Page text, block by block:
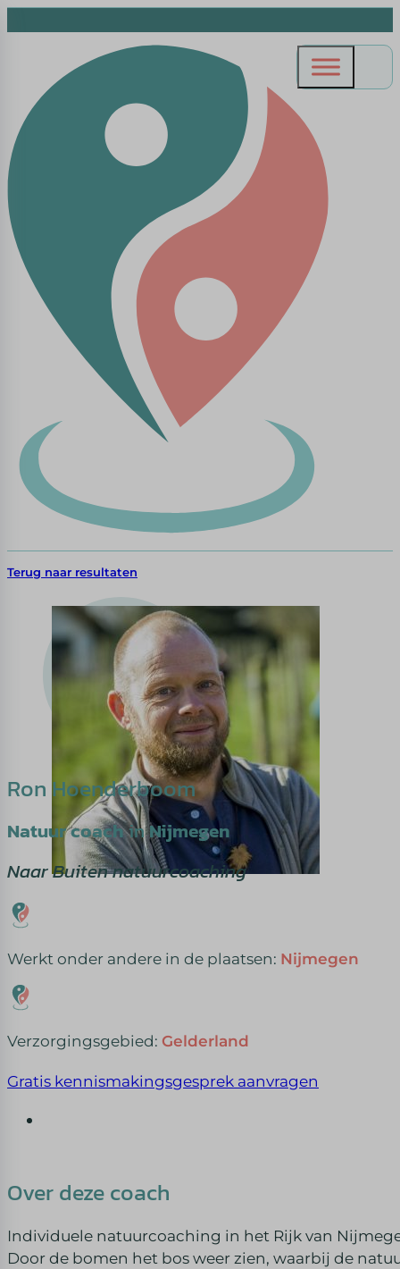
Terug naar resultaten
Ron Hoenderboom
Natuur coachinNijmegen
Naar Buiten natuurcoaching
Werkt onder andere in de plaatsen: Nijmegen
Verzorgingsgebied: Gelderland
Gratis kennismakingsgesprek aanvragen
Over deze coach
Individuele natuurcoaching in het Rijk van
Door de bomen het bos weer zien, waarbij de